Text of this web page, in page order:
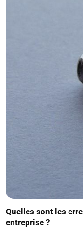
Quelles sont les
entreprise ?